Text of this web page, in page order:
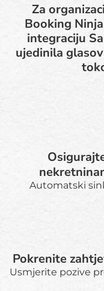
Za
Booking
integraciju
ujedinila
Automatski
Pokrenite
Usmjerite pozive